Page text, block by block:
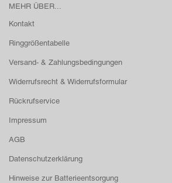
MEHR ÜBER...
Kontakt
Ringgrößentabelle
Versand- & Zahlungsbedingungen
Widerrufsrecht & Widerrufsformular
Rückrufservice
Impressum
AGB
Datenschutzerklärung
Hinweise zur Batterieentsorgung